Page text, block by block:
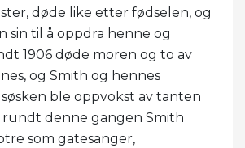
døde like etter fødselen, og
sin til å oppdra henne og
1906 døde moren og to av
og Smith og hennes
ble oppvokst av tanten
rundt denne gangen Smith
som gatesanger,